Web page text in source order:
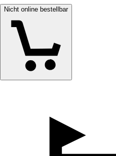
Nicht online bestellbar